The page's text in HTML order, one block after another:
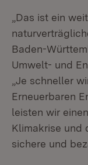
„Das ist ein
Baden-
Umwelt- und
„Je schneller
Erneuerbaren
leisten wir
Klimakrise und
sichere und